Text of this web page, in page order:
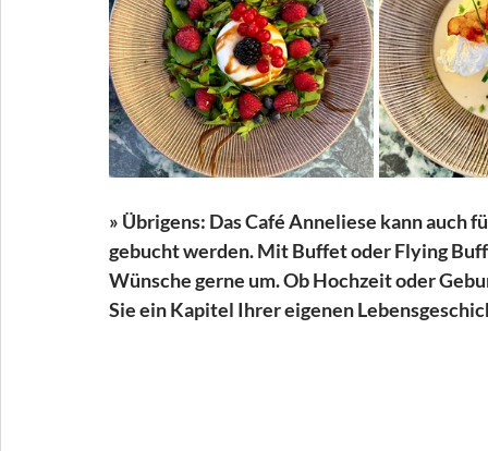
» Übrigens: Das Café Anneliese kann auch
gebucht werden. Mit Buffet oder Flying
Wünsche gerne um. Ob Hochzeit oder
Sie ein Kapitel Ihrer eigenen